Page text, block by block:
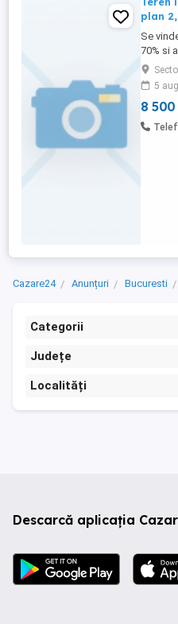
plan 2,
Se
70% si
104N,
mp
540
din
5
8
Cazare24 Anunțuri Bucuresti
Categorii
Județe
Localități
Descarcă aplicația